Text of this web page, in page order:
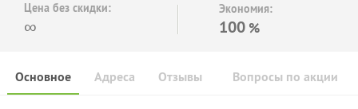
Цена без скидки:
∞
Экономия:
100 %
Основное Отзывы Вопросы по акции
Адреса